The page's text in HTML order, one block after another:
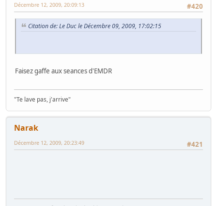
#420
Décembre 12, 2009, 20:09:13
Citation de: Le Duc le Décembre 09, 2009, 17:02:15
Faisez gaffe aux seances d'EMDR
"Te lave pas, j'arrive"
Narak
#421
Décembre 12, 2009, 20:23:49